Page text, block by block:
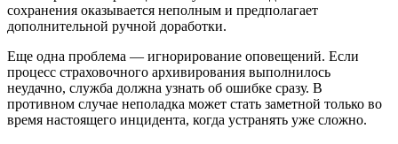
сохранения оказывается неполным и предполагает
дополнительной ручной доработки.
Еще одна проблема — игнорирование оповещений. Если
процесс страховочного архивирования выполнилось
неудачно, служба должна узнать об ошибке сразу. В
противном случае неполадка может стать заметной только во
время настоящего инцидента, когда устранять уже сложно.